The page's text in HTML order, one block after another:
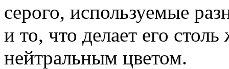
серого, используемые
и то, что делает его
нейтральным цветом.